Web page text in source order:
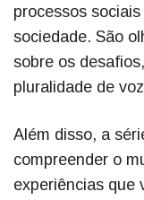
processos
sociedade. São
sobre os
pluralidade de
Além disso, a
compreender o
experiências que